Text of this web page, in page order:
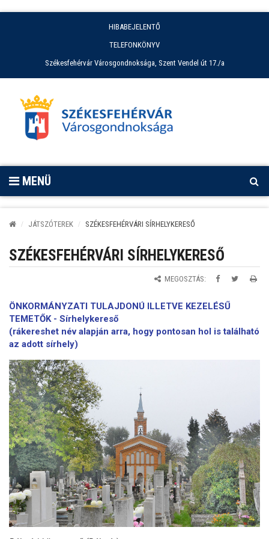
HIBABEJELENTŐ
TELEFONKÖNYV
Székesfehérvár Városgondnoksága, Szent Vendel út 17./a
MENÜ
JÁTSZÓTEREK SZÉKESFEHÉRVÁRI SÍRHELYKERESŐ
SZÉKESFEHÉRVÁRI SÍRHELYKERESŐ
MEGOSZTÁS:
ÖNKORMÁNYZATI TULAJDONÚ ILLETVE KEZELÉSŰ
TEMETŐK - Sírhelykereső
(rákereshet név alapján arra, hogy pontosan hol is található
az adott sírhely)